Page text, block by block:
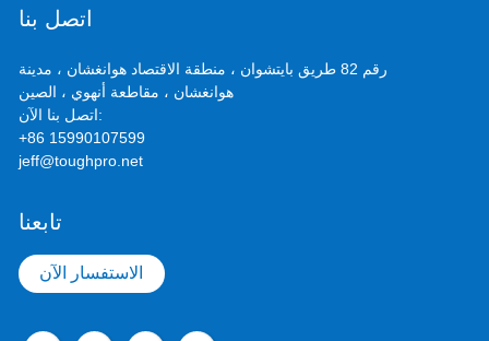
اتصل بنا
رقم 82 طريق بايتشوان ، منطقة الاقتصاد هوانغشان ، مدينة
هوانغشان ، مقاطعة أنهوي ، الصين
اتصل بنا الآن:
+86 15990107599
jeff@toughpro.net
تابعنا
الاستفسار الآن